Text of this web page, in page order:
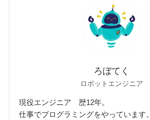
ろぼてく
ロボットエンジニア
現役エンジニア 歴12年。
仕事でプログラミングをやっています。